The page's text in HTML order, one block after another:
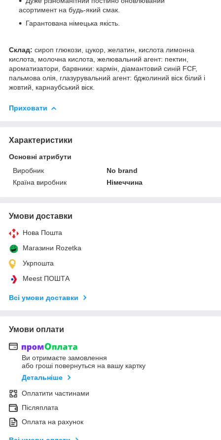
асортимент на будь-який смак.
Гарантована німецька якість.
Склад: сироп глюкози, цукор, желатин, кислота лимонна
кислота, молочна кислота, желювальний агент: пектин,
ароматизатори, барвники: кармін, діамантовий синій FCF,
пальмова олія, глазурувальний агент: бджолиний віск білий і
жовтий, карнаубський віск.
Приховати
Характеристики
Основні атрибути
Виробник
No brand
Країна виробник
Німеччина
Умови доставки
Нова Пошта
Магазини Rozetka
Укрпошта
Meest ПОШТА
Всі умови доставки
Умови оплати
Ви отримаєте замовлення
або гроші повернуться на вашу картку
Детальніше
Оплатити частинами
Післяплата
Оплата на рахунок